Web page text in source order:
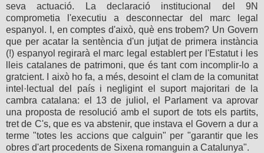
seva actuació. La declaració institucional del 9N
comprometia l'executiu a desconnectar del marc legal
espanyol. I, en comptes d'això, què ens trobem? Un Govern
que per acatar la sentència d'un jutjat de primera instància
(!) espanyol regirarà el marc legal establert per l'Estatut i les
lleis catalanes de patrimoni, que és tant com incomplir-lo a
gratcient. I això ho fa, a més, desoint el clam de la comunitat
intel·lectual del país i negligint el suport majoritari de la
cambra catalana: el 13 de juliol, el Parlament va aprovar
una proposta de resolució amb el suport de tots els partits,
tret de C's, que es va abstenir, que instava el Govern a dur a
terme "totes les accions que calguin" per "garantir que les
obres d'art procedents de Sixena romanguin a Catalunya".